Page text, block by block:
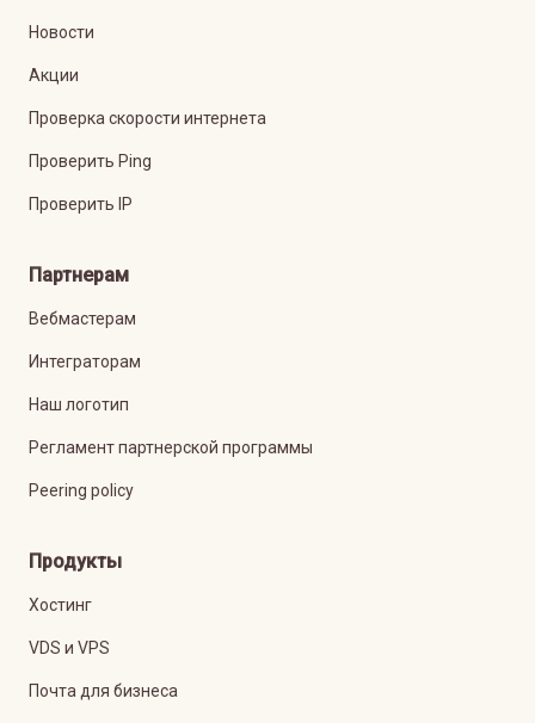
Новости
Акции
Проверка скорости интернета
Проверить Ping
Проверить IP
Партнерам
Вебмастерам
Интеграторам
Наш логотип
Регламент партнерской программы
Peering policy
Продукты
Хостинг
VDS и VPS
Почта для бизнеса